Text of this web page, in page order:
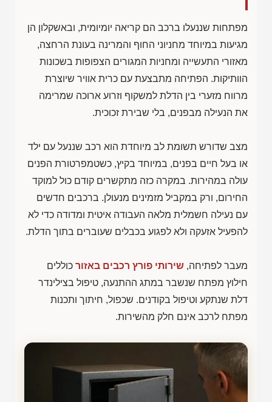
מפתחות שננעלו ברכב הם קריאה יומיומית, ובאשקלון הן
מגיעות במיוחד מחניוני החוף והמרינה בעונת הרחצה,
מאזורי התעשייה ומחניות המגורים הצפופות בשכונות
הוותיקות. הפתיחה מתבצעת עם כרית אוויר שיוצרת
מרווח מזערי בין הדלת למשקוף וזרוע ארוכה שמרימה
את הנעילה מבפנים, בלי שבירת זכוכית.
מצב שדורש תשומת לב מיוחדת הוא רכב שננעל עם ילד
או בעל חיים בפנים, במיוחד בקיץ, כשטמפרטורת הפנים
עולה במהירות. במקרה כזה מתקשרים קודם כול למוקד
החירום, ורק במקביל מזמינים מנעולן. ברכבים חדשים
עם נעילה חשמלית מלאה העבודה איטית ומדודה כדי לא
להפעיל אזעקה ולא לפגוע בכבלים שעוברים בתוך הדלת.
מעבר לפתיחה, שירותי פורץ רכבים באזור כוללים
חילוץ מפתח שנשבר במתג ההתנעה, טיפול בצילינדר
דלת שנתקע וטיפול בקודנים. שכפול, חיתוך ותכנות
מפתח לרכב אינם חלק מהשירות.